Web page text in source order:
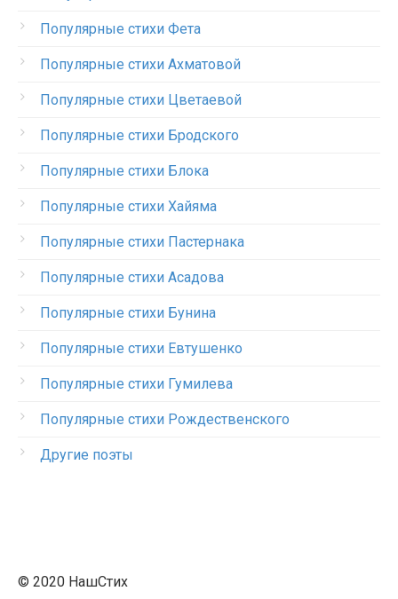
Популярные стихи Фета
Популярные стихи Ахматовой
Популярные стихи Цветаевой
Популярные стихи Бродского
Популярные стихи Блока
Популярные стихи Хайяма
Популярные стихи Пастернака
Популярные стихи Асадова
Популярные стихи Бунина
Популярные стихи Евтушенко
Популярные стихи Гумилева
Популярные стихи Рождественского
Другие поэты
© 2020 НашСтих